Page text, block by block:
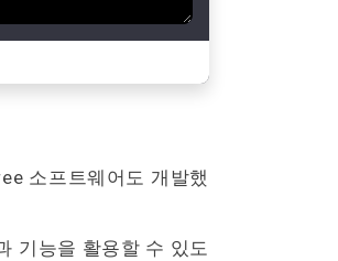
소프트웨어도 개발했
기능을 활용할 수 있도